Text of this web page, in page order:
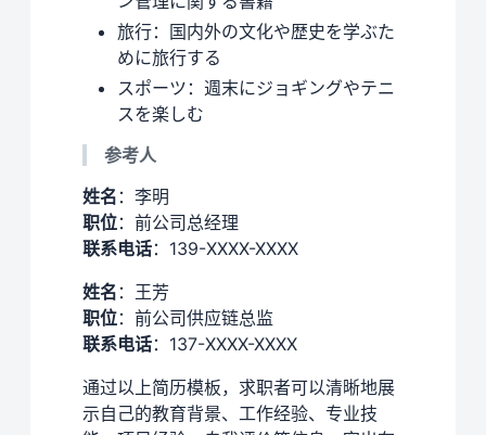
旅行：国内外の文化や歴史を学ぶた
めに旅行する
スポーツ：週末にジョギングやテニ
スを楽しむ
参考人
姓名 ：李明
职位：前公司总经理
联系电话：139-XXXX-XXXX
姓名 ：王芳
职位：前公司供应链总监
联系电话：137-XXXX-XXXX
通过以上简历模板，求职者可以清晰地展
示自己的教育背景、工作经验、专业技